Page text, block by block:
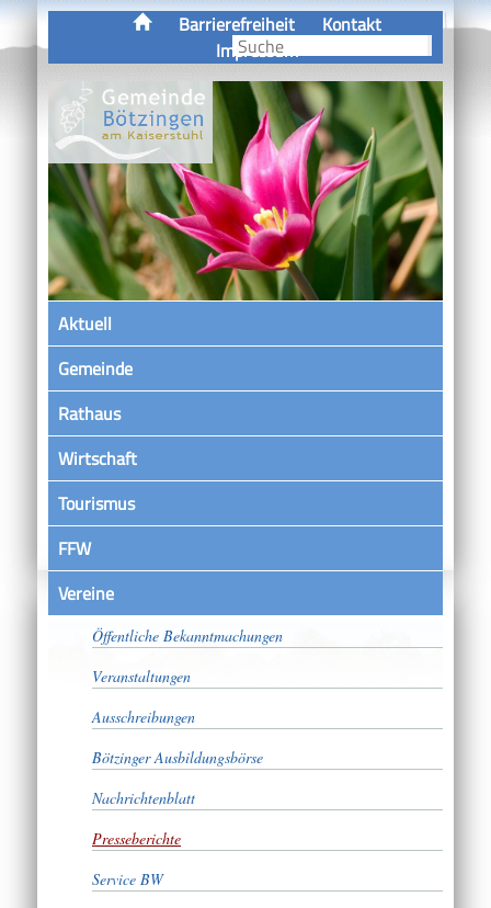
Barrierefreiheit
Kontakt
Impressum
Aktuell
Gemeinde
Rathaus
Wirtschaft
Tourismus
FFW
VereineSatzungen
Öffentliche Bekanntmachungen
Veranstaltungen
Ausschreibungen
Bötzinger Ausbildungsbörse
Nachrichtenblatt
Presseberichte
Service BW